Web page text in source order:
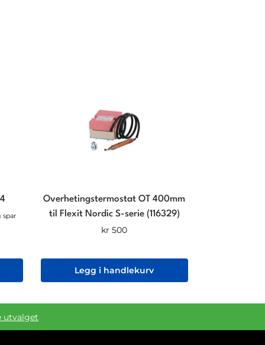
spar
Overhetingstermostat OT 400mm
til Flexit Nordic S-serie (116329)
kr 500
Legg i handlekurv
utvalget